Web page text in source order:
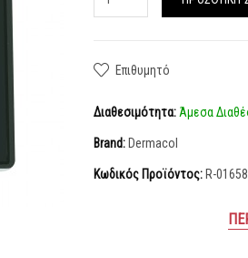
Επιθυμητό
Διαθεσιμότητα: Άμεσα
Brand: Dermacol
Κωδικός Προϊόντος: R-